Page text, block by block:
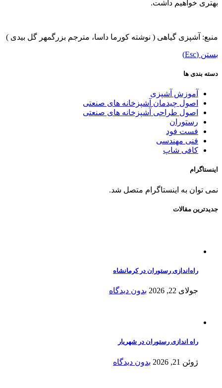
بهتری خواهیم داشت.
منبع: آشپزی گیاهی ( نوشته کورما داسا، مترجم بزرگمهر گل بیدی )
بستن (Esc)
دسته بندی ها
آموزش آشپزی
اصول چیدمان آشپزخانه های صنعتی
اصول طراحی آشپزخانه های صنعتی
رستوران
فست فود
فنی مهندسی
کافی شاپ
اینستاگرام
نمی توان به اینستاگرام متصل شد.
جدیدترین مقالات
راه‌اندازی رستوران در کرمانشاه
جولای 22, 2026 بدون دیدگاه
راه اندازی رستوران در شهریار
ژوئن 21, 2026 بدون دیدگاه